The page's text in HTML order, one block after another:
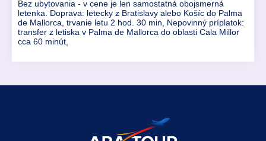
Bez ubytovania - v cene je len samostatná obojsmerná
letenka. Doprava: letecky z Bratislavy alebo Košíc do Palma
de Mallorca, trvanie letu 2 hod. 30 min, Nepovinný príplatok:
transfer z letiska v Palma de Mallorca do oblasti Cala Millor
cca 60 minút,